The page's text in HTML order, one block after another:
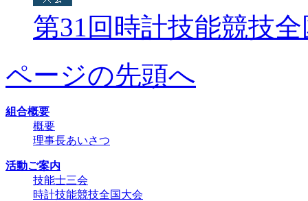
第31回時計技能競技
ページの先頭へ
組合概要
概要
理事長あいさつ
活動ご案内
技能士三会
時計技能競技全国大会